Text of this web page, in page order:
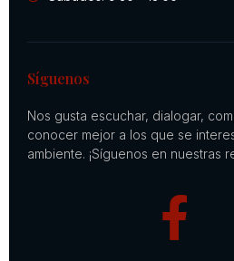
Síguenos
Nos gusta escuchar, dialogar,
conocer mejor a los que se
ambiente. ¡Síguenos en nuestras